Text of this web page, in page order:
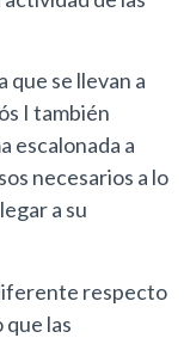
que se llevan a
I también
escalonada a
necesarios a lo
a su
respecto
las